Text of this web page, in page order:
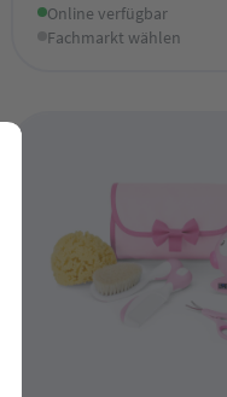
Online verfügbar
Fachmarkt wählen